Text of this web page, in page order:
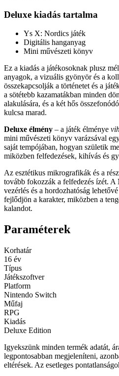
Deluxe kiadás tartalma
Ys X: Nordics játék
Digitális hanganyag
Mini művészeti könyv
Ez a kiadás a játékosoknak plusz
anyagok, a vizuális gyönyör és a
összekapcsolják a történetet és a
a sötétebb kazamatákban minden
alakulására, és a két hős
kulcsa marad.
Deluxe élmény – a játék élménye
mini művészeti könyv varázsával
saját tempójában, hogyan születik
miközben felfedezések, kihívás és
Az esztétikus mikrografikák és a
tovább fokozzák a felfedezés ízét.
vezérlés és a hordozhatóság
fejlődjön a karakter, miközben a
kalandot.
Paraméterek
Korhatár
16 év
Típus
Játékszoftver
Platform
Nintendo Switch
Műfaj
RPG
Kiadás
Deluxe Edition
Igyekszünk minden termék adatát,
legpontosabban megjeleníteni,
eltérések. Az esetleges